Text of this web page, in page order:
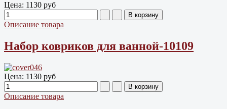
Цена: 1130 руб
Описание товара
Набор ковриков для ванной-10109
Цена: 1130 руб
Описание товара